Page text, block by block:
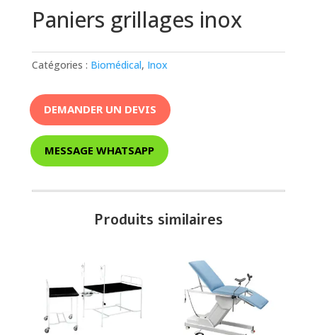
Paniers grillages inox
Catégories : Biomédical, Inox
DEMANDER UN DEVIS
MESSAGE WHATSAPP
Produits similaires